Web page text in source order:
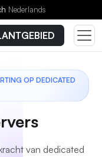
Nederlands
OP DEDICATED
van dedicated